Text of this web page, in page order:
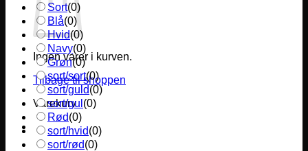
Ingen varer i kurven.
Tilbage til shoppen
Varekurv
Sort(0)
Blå(0)
Hvid(0)
Navy(0)
Grøn(0)
sort/sort(0)
sort/guld(0)
sort/gul (0)
Rød(0)
sort/hvid(0)
sort/rød(0)